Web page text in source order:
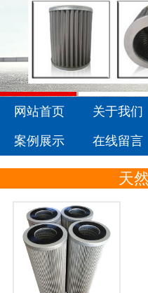
网站首页 关于我们
案例展示 在线留言
天